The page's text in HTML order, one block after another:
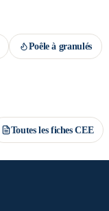
Poêle à granulés
Toutes les fiches CEE